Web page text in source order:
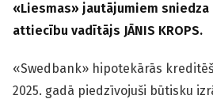
«Liesmas» jautājumiem sniedza
attiecību vadītājs JĀNIS KROPS.
«Swedbank» hipotekārās
2025. gadā piedzīvojuši būtisku